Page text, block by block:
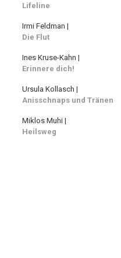
Lifeline
Irmi Feldman |
Die Flut
Ines Kruse-Kahn |
Erinnere dich!
Ursula Kollasch |
Anisschnaps und Tränen
Miklos Muhi |
Heilsweg